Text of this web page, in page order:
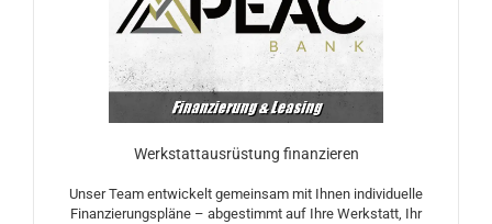
Werkstattausrüstung finanzieren
Unser Team entwickelt gemeinsam mit Ihnen individuelle
Finanzierungspläne – abgestimmt auf Ihre Werkstatt, Ihr